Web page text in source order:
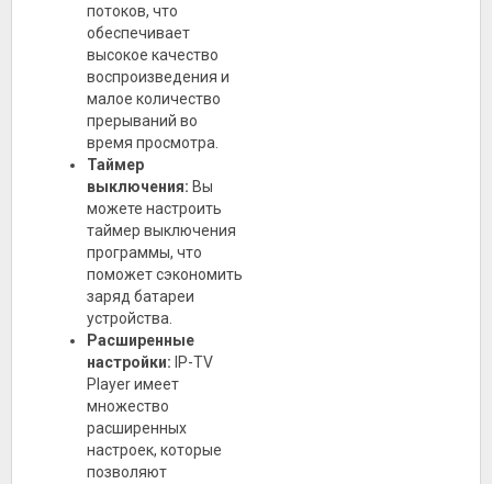
потоков, что
обеспечивает
высокое качество
воспроизведения и
малое количество
прерываний во
время просмотра.
Таймер
выключения: Вы
можете настроить
таймер выключения
программы, что
поможет сэкономить
заряд батареи
устройства.
Расширенные
настройки: IP-TV
Player имеет
множество
расширенных
настроек, которые
позволяют